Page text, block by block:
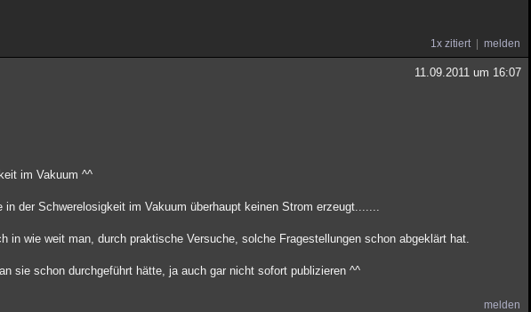
1x zitiert melden
11.09.2011 um 16:07
im Vakuum ^^
der Schwerelosigkeit im Vakuum überhaupt keinen Strom erzeugt.......
in wie weit man, durch praktische Versuche, solche Fragestellungen schon abgeklärt hat.
sie schon durchgeführt hätte, ja auch gar nicht sofort publizieren ^^
melden